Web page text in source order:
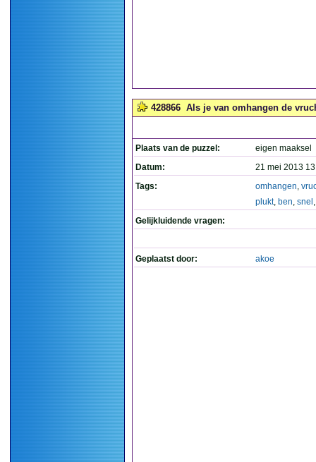
428866 Als je van omhangen de
Plaats van de puzzel:
eigen maaksel
Datum:
21 mei 2013
Tags:
omhangen,
plukt, ben, snel
Gelijkluidende vragen:
Geplaatst door: akoe